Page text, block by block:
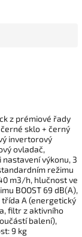
z prémiové řady
sklo + černý
invertorový
ovladač,
výkonu, 3
režimu
m3/h, hlučnost ve
BOOST 69 dB(A),
A (energetický
filtr z aktivního
balení),
9 kg